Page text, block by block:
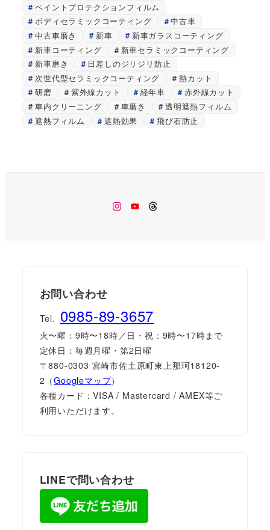
ペイントプロテクションフィルム
ボディセラミックコーティング
中古車
中古車磨き
新車
新車ガラスコーティング
新車コーティング
新車セラミックコーティング
新車磨き
日差しのジリジリ防止
次世代型セラミックコーティング
熱カット
研磨
紫外線カット 経年車
赤外線カット
車内クリーニング
車磨き
透明遮熱フィルム
遮熱フィルム
遮熱効果 飛び石防止
Instagram
YoutubeThreads
お問い合わせ
Tel. 0985-89-3657
火〜曜：9時〜18時／日・祝：9時〜17時まで
定休日：毎週月曜・第2日曜
〒880-0303 宮崎市佐土原町東上那珂18120-
2（Googleマップ）
各種カード：VISA / Mastercard / AMEX等ご
利用いただけます。
LINEで問い合わせ